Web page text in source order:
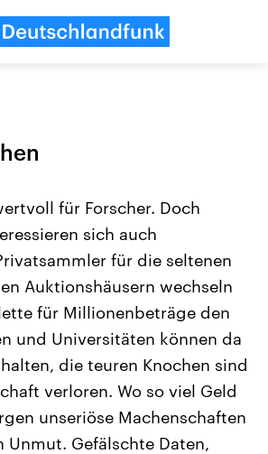
Anhalt
am 6.
neuen
das
Koalition aus
Berichte
USA
Aktuelle Beiträge,
Hintergründe
Wirtschaftlich und
gehören die Vereinigten
den mächtigsten Ländern
mit großem Einfluss auf
aktuelle Weltgeschehen.
für Forscher. Doch
sich auch
für die seltenen
Auktionshäusern wechseln
für Millionenbeträge den
und Universitäten können da
die teuren Knochen sind
verloren. Wo so viel Geld
unseriöse Machenschaften
Unmut. Gefälschte Daten,